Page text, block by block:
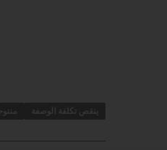
ينقص تكلفة الوصفة